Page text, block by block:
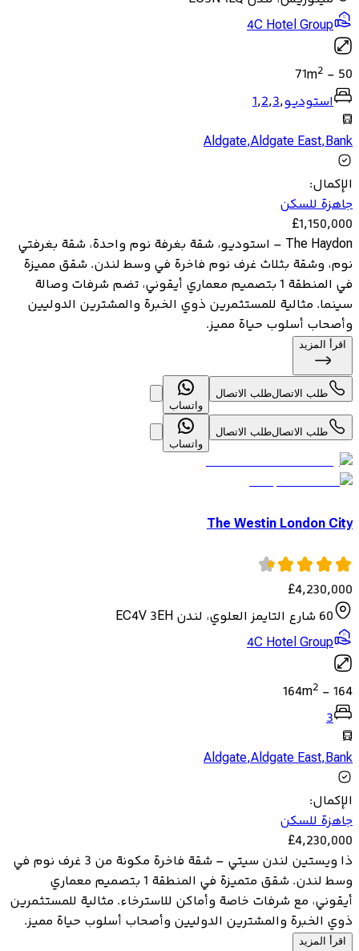
4C Hotel Group
50
-
71m2
استوديو,
1,2,3
Aldgate,Aldgate East,Bank
الإكمال:
جاهزة للسكن
£1,150,000
The Haydon – استوديو، شقة بغرفة نوم واحدة، شقة بغرفتي
نوم، وشقة بثلاث غرف نوم فاخرة في وسط لندن. شقق مميزة
في المنطقة 1 بتصميم معماري أيقوني، تضم شرفات وصالة
سينما. مثالية للمستثمرين ذوي الخبرة والمشترين الدوليين
وأصحاب أسلوب حياة مميز.
اقرأ المزيد
طلب الاتصالطلب الاتصال
واتساب
طلب الاتصالطلب الاتصال
واتساب
The Westin London City
£4,230,000
60 شارع التايمز العلوي، لندن EC4V 3EH
4C Hotel Group
164
-
164m2
3
Aldgate,Aldgate East,Bank
الإكمال:
جاهزة للسكن
£4,230,000
ذا ويستين لندن سيتي – شقة فاخرة مكونة من 3 غرف نوم في
وسط لندن. شقق متميزة في المنطقة 1 بتصميم معماري
أيقوني، مع شرفات خاصة وأماكن للاسترخاء. مثالية للمستثمرين
ذوي الخبرة والمشترين الدوليين وأصحاب أسلوب حياة مميز.
اقرأ المزيد